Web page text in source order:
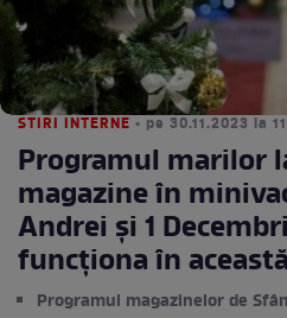
STIRI INTERNE • pe 30.11.2023 la
Programul marilor
magazine în
Andrei și 1
funcționa în
Programul magazinelor de